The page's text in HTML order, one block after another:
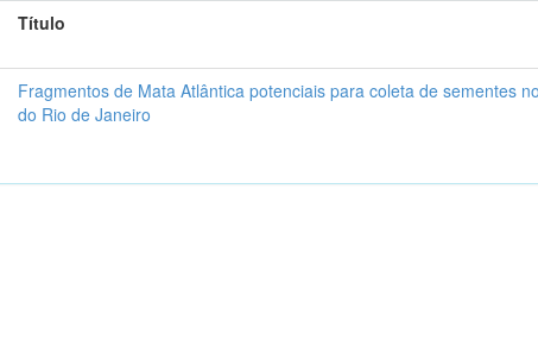
Título
Fragmentos de Mata Atlântica potenciais para coleta de sementes
do Rio de Janeiro